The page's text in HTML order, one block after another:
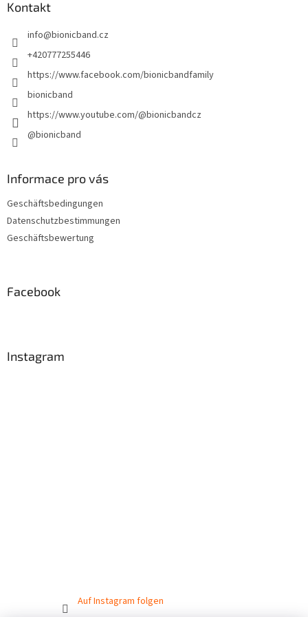
Kontakt
info@bionicband.cz
+420777255446
https://www.facebook.com/bionicbandfamily
bionicband
https://www.youtube.com/@bionicbandcz
@bionicband
Informace pro vás
Geschäftsbedingungen
Datenschutzbestimmungen
Geschäftsbewertung
Facebook
Instagram
Auf Instagram folgen